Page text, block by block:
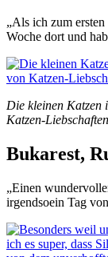
„Als ich zum
Woche dort und
Die kleinen Katzen
Katzen-
Bukarest,
„Einen
irgendsoein Tag